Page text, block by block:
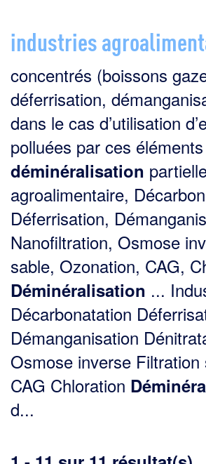
industries
concentrés (boissons
déferrisation,
dans le cas d’utilisation
polluées par ces
déminéralisation
agroalimentaire,
Déferrisation,
Nanofiltration, Osmose
sable, Ozonation, CAG,
Déminéralisation ...
Décarbonatation
Démanganisation
Osmose inverse
CAG Chloration
d...